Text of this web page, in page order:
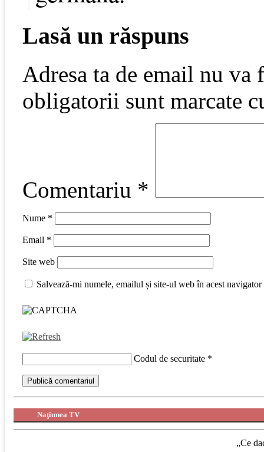
Lasă un răspuns
Adresa ta de email nu va
obligatorii sunt marcate
Comentariu *
Nume *
Email *
Site web
Salvează-mi numele, emailul și site-ul web în acest
Codul de securitate *
Naţiunea TV
„Ce